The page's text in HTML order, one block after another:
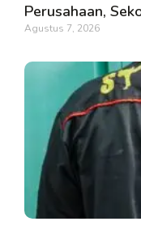
Perusahaan,
Agustus 7, 2026